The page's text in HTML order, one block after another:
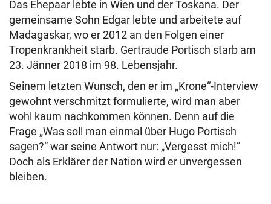
Das Ehepaar lebte in Wien und der Toskana. Der
gemeinsame Sohn Edgar lebte und arbeitete auf
Madagaskar, wo er 2012 an den Folgen einer
Tropenkrankheit starb. Gertraude Portisch starb am
23. Jänner 2018 im 98. Lebensjahr.
Seinem letzten Wunsch, den er im „Krone“-Interview
gewohnt verschmitzt formulierte, wird man aber
wohl kaum nachkommen können. Denn auf die
Frage „Was soll man einmal über Hugo Portisch
sagen?“ war seine Antwort nur: „Vergesst mich!“
Doch als Erklärer der Nation wird er unvergessen
bleiben.